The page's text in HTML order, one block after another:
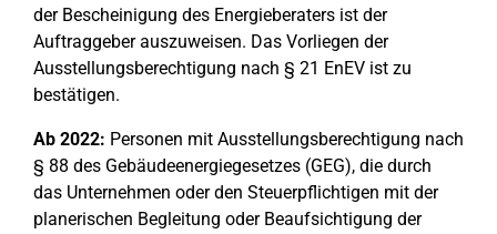
der Bescheinigung des Energieberaters ist der
Auftraggeber auszuweisen. Das Vorliegen der
Ausstellungsberechtigung nach § 21 EnEV ist zu
bestätigen.
Ab 2022: Personen mit Ausstellungsberechtigung nach
§ 88 des Gebäudeenergiegesetzes (GEG), die durch
das Unternehmen oder den Steuerpflichtigen mit der
planerischen Begleitung oder Beaufsichtigung der